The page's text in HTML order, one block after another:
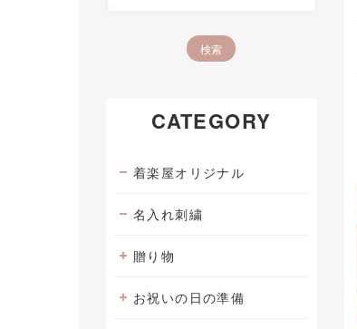
CATEGORY
着楽屋オリジナル
名入れ刺繍
贈り物
お祝いの日の準備